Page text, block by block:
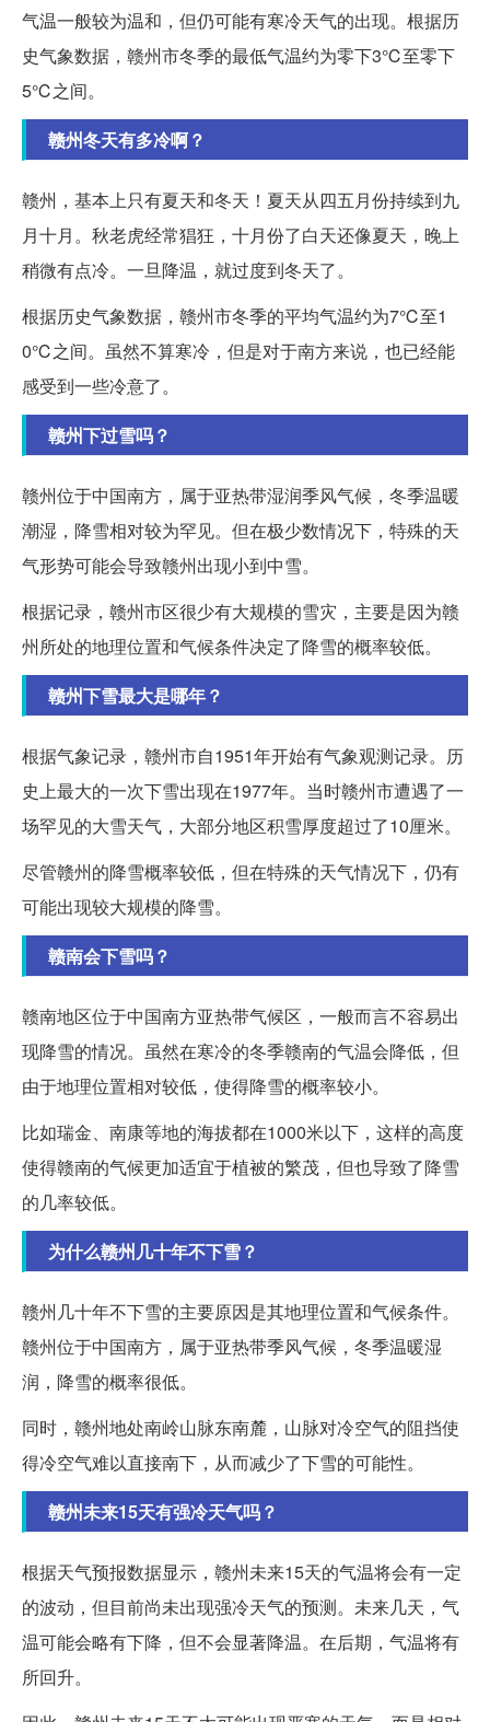
气温一般较为温和，但仍可能有寒冷天气的出现。根据历
史气象数据，赣州市冬季的最低气温约为零下3℃至零下
5℃之间。
赣州冬天有多冷啊？
赣州，基本上只有夏天和冬天！夏天从四五月份持续到九
月十月。秋老虎经常猖狂，十月份了白天还像夏天，晚上
稍微有点冷。一旦降温，就过度到冬天了。
根据历史气象数据，赣州市冬季的平均气温约为7℃至1
0℃之间。虽然不算寒冷，但是对于南方来说，也已经能
感受到一些冷意了。
赣州下过雪吗？
赣州位于中国南方，属于亚热带湿润季风气候，冬季温暖
潮湿，降雪相对较为罕见。但在极少数情况下，特殊的天
气形势可能会导致赣州出现小到中雪。
根据记录，赣州市区很少有大规模的雪灾，主要是因为赣
州所处的地理位置和气候条件决定了降雪的概率较低。
赣州下雪最大是哪年？
根据气象记录，赣州市自1951年开始有气象观测记录。历
史上最大的一次下雪出现在1977年。当时赣州市遭遇了一
场罕见的大雪天气，大部分地区积雪厚度超过了10厘米。
尽管赣州的降雪概率较低，但在特殊的天气情况下，仍有
可能出现较大规模的降雪。
赣南会下雪吗？
赣南地区位于中国南方亚热带气候区，一般而言不容易出
现降雪的情况。虽然在寒冷的冬季赣南的气温会降低，但
由于地理位置相对较低，使得降雪的概率较小。
比如瑞金、南康等地的海拔都在1000米以下，这样的高度
使得赣南的气候更加适宜于植被的繁茂，但也导致了降雪
的几率较低。
为什么赣州几十年不下雪？
赣州几十年不下雪的主要原因是其地理位置和气候条件。
赣州位于中国南方，属于亚热带季风气候，冬季温暖湿
润，降雪的概率很低。
同时，赣州地处南岭山脉东南麓，山脉对冷空气的阻挡使
得冷空气难以直接南下，从而减少了下雪的可能性。
赣州未来15天有强冷天气吗？
根据天气预报数据显示，赣州未来15天的气温将会有一定
的波动，但目前尚未出现强冷天气的预测。未来几天，气
温可能会略有下降，但不会显著降温。在后期，气温将有
所回升。